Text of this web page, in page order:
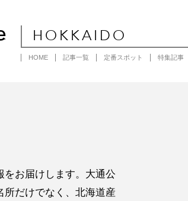
HOKKAIDO
HOME 記事一覧 定番スポット 特集記事
お届けします。大通公
所だけでなく、北海道産